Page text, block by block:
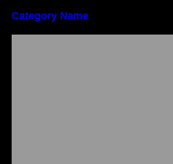
Category Name